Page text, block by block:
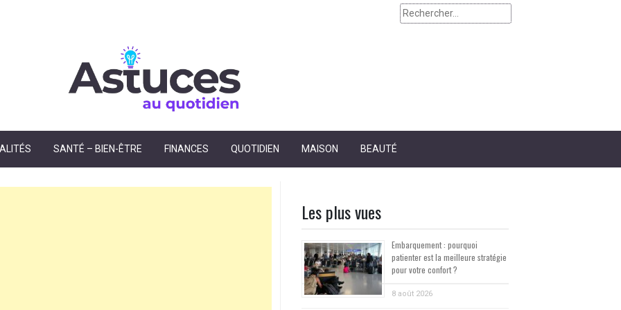
SANTÉ – BIEN-ÊTRE FINANCES QUOTIDIEN MAISON BEAUTÉ
Les plus vues
Embarquement : pourquoi
patienter est la meilleure stratégie
pour votre confort ?
8 août 2026